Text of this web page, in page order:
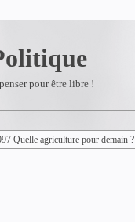
pour être libre !
Quelle agriculture pour demain ?